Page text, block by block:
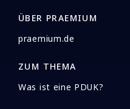
ÜBER PRAEMIUM
praemium.de
ZUM THEMA
Was ist eine PDUK?